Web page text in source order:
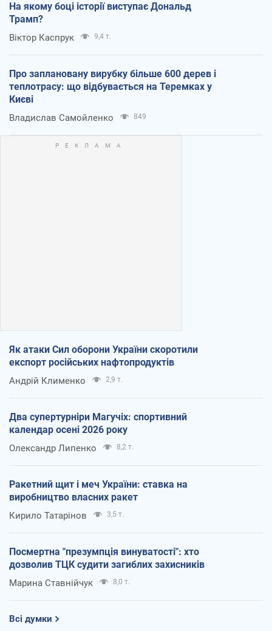
На якому боці історії виступає Дональд
Трамп?
Віктор Каспрук 9,4 т.
Про заплановану вирубку більше 600 дерев і
теплотрасу: що відбувається на Теремках у
Києві
Владислав Самойленко 849
Як атаки Сил оборони України скоротили
експорт російських нафтопродуктів
Андрій Клименко 2,9 т.
Два супертурніри Магучіх: спортивний
календар осені 2026 року
Олександр Липенко 8,2 т.
Ракетний щит і меч України: ставка на
виробництво власних ракет
Кирило Татарінов 3,5 т.
Посмертна "презумпція винуватості": хто
дозволив ТЦК судити загиблих захисників
Марина Ставнійчук 8,0 т.
Всі думки